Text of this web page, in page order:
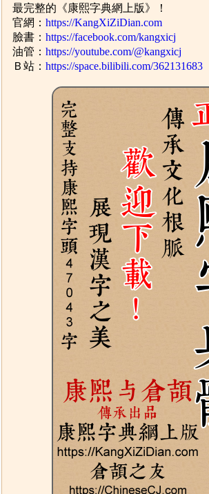
最完整的《康熙字典網上版》！
官網：https://KangXiZiDian.com
臉書：https://facebook.com/kangxicj
油管：https://youtube.com/@kangxicj
Ｂ站：https://space.bilibili.com/362131683